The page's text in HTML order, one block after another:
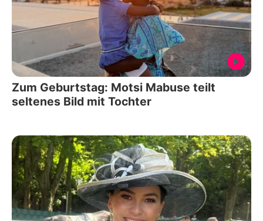
Zum Geburtstag: Motsi Mabuse teilt
seltenes Bild mit Tochter